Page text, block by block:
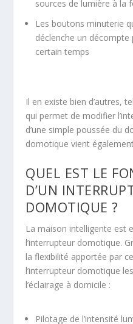
sources de lumière à la
Les boutons minuterie
déclenche un
certain temps
Il en existe bien d’autres,
qui permet de modifier
d’une simple poussée du
domotique vient
QUEL EST LE
D’UN
DOMOTIQUE ?
La maison intelligente est
l’interrupteur domotique.
la flexibilité apportée par
l’interrupteur domotique
l’éclairage à domicile :
Pilotage de l’intensité